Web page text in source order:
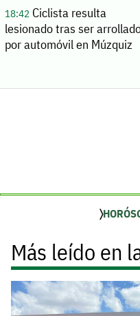
18:42Ciclista resulta
lesionado tras ser
por automóvil en Múzquiz
Más leído en